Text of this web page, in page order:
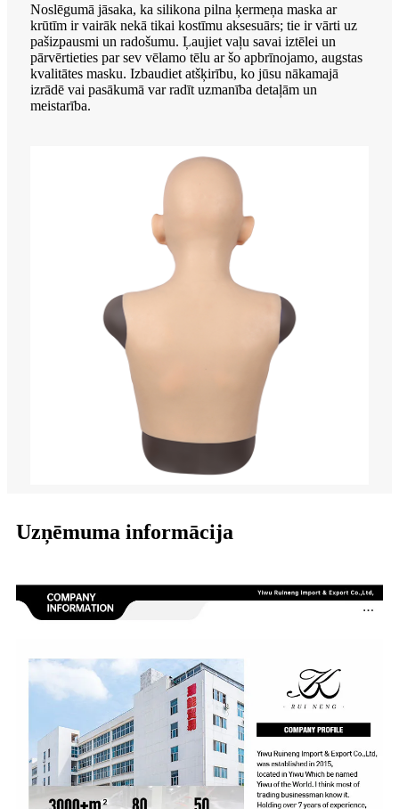
Noslēgumā jāsaka, ka silikona pilna ķermeņa maska ​​ar
krūtīm ir vairāk nekā tikai kostīmu aksesuārs; tie ir vārti uz
pašizpausmi un radošumu. Ļaujiet vaļu savai iztēlei un
pārvērtieties par sev vēlamo tēlu ar šo apbrīnojamo, augstas
kvalitātes masku. Izbaudiet atšķirību, ko jūsu nākamajā
izrādē vai pasākumā var radīt uzmanība detaļām un
meistarība.
Uzņēmuma informācija